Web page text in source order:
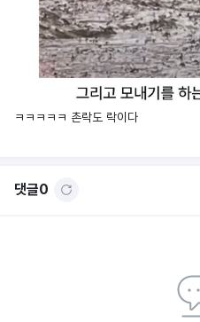
ㅋㅋㅋㅋㅋ 촌락도 락이다
댓글0